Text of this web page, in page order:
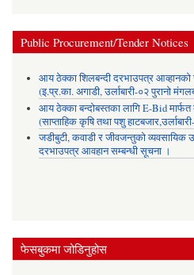
Public Procurement/Tender Notices
आय ठेक्का शिलबन्दी दरभाउपत्र आव्हानको
(इ.प्र.का. अगाडी, उर्लाबारी-०२ पुरानो
आय ठेक्का बन्दोबस्तका लागि E-Bid
(साप्ताहिक कृषि तथा पशु
जडीबुटी, कवाडी र जीवजन्तुको
दरभाउपत्र आवहान सम्बन्धी सूचना ।
फेसबुकमा जोडिनुहोस